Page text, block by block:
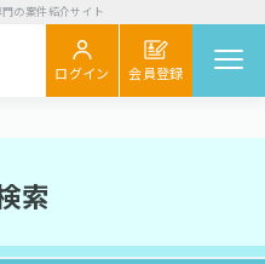
の案件紹介サイト
ログイン 会員登録
閲覧履歴
索